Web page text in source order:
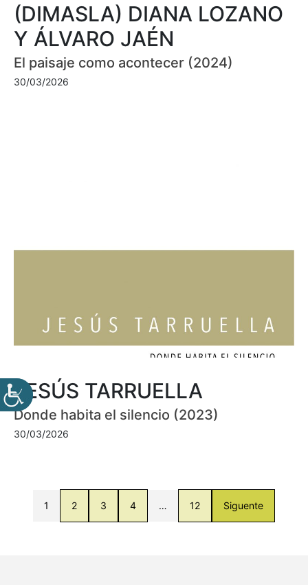
(DIMASLA) DIANA LOZANO
Y ÁLVARO JAÉN
El paisaje como acontecer (2024)
30/03/2026
JESÚS TARRUELLA
Donde habita el silencio (2023)
30/03/2026
1 2 3 4 … 12 Siguente